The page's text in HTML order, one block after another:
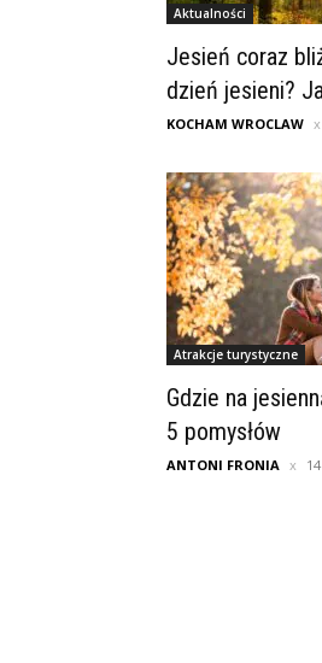
Aktualności
Jesień coraz
dzień jesieni?
KOCHAM WROCLAW
Atrakcje turystyczne
Gdzie na
5 pomysłów
ANTONI FRONIA